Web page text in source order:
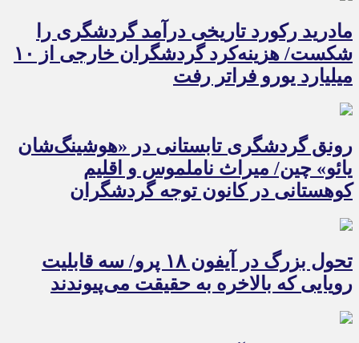
مادرید رکورد تاریخی درآمد گردشگری را
شکست/ هزینه‌کرد گردشگران خارجی از ۱۰
میلیارد یورو فراتر رفت
رونق گردشگری تابستانی در «هوشینگ‌شان
یائو» چین/ میراث ناملموس و اقلیم
کوهستانی در کانون توجه گردشگران
تحول بزرگ در آیفون ۱۸ پرو/ سه قابلیت
رویایی که بالاخره به حقیقت می‌پیوندند